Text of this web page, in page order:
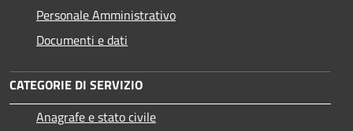
Personale Amministrativo
Documenti e dati
CATEGORIE DI SERVIZIO
Anagrafe e stato civile